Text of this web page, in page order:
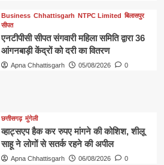
Business Chhattisgarh NTPC Limited बिलासपुर
सीपत
एनटीपीसी सीपत संगवारी महिला समिति द्वारा 36
आंगनबाड़ी केंद्रों को दरी का वितरण
Apna Chhattisgarh 05/08/2026 0
छत्तीसगढ़ मुंगेली
व्हाट्सएप हैक कर रुपए मांगने की कोशिश, शीलू
साहू ने लोगों से सतर्क रहने की अपील
Apna Chhattisgarh 06/08/2026 0